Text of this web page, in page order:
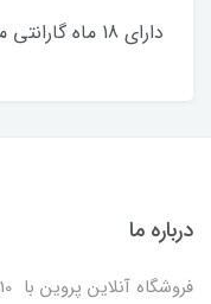
دارای 18 ماه گارانتی معتبر شرکت عرشیا arshia
درباره ما